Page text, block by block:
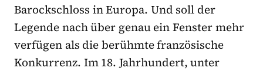
Barockschloss in Europa. Und soll der
Legende nach über genau ein Fenster mehr
verfügen als die berühmte französische
Konkurrenz. Im 18. Jahrhundert, unter